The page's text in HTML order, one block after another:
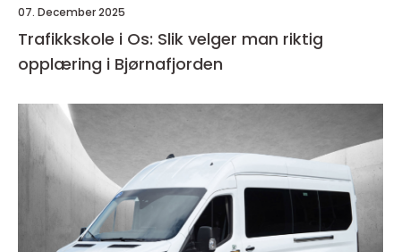
07. December 2025
Trafikkskole i Os: Slik velger man riktig
opplæring i Bjørnafjorden